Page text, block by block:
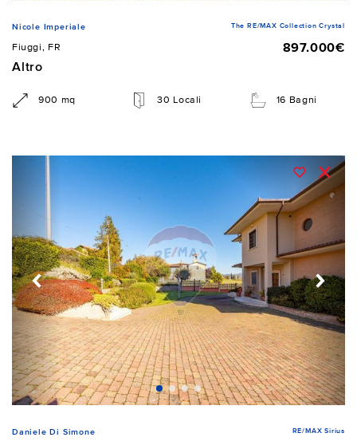
Nicole Imperiale The RE/MAX Collection Crystal
Fiuggi, FR
897.000€
Altro
900 mq 30 Locali 16 Bagni
Daniele Di Simone RE/MAX Sirius